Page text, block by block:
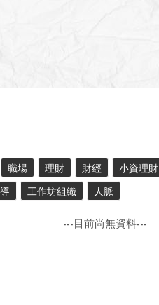
職場 理財 財經 小資理財
工作坊組織 人脈
---目前尚無資料---